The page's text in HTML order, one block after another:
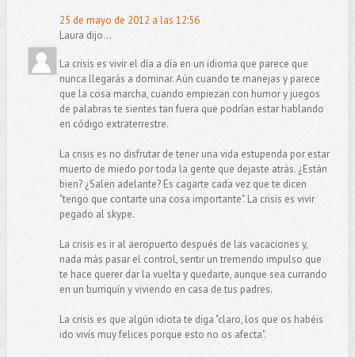
25 de mayo de 2012 a las 12:56
Laura dijo...
La crisis es vivir el día a día en un idioma que parece que
nunca llegarás a dominar. Aún cuando te manejas y parece
que la cosa marcha, cuando empiezan con humor y juegos
de palabras te sientes tan fuera que podrían estar hablando
en código extraterrestre.
La crisis es no disfrutar de tener una vida estupenda por estar
muerto de miedo por toda la gente que dejaste atrás. ¿Están
bien? ¿Salen adelante? Es cagarte cada vez que te dicen
"tengo que contarte una cosa importante". La crisis es vivir
pegado al skype.
La crisis es ir al aeropuerto después de las vacaciones y,
nada más pasar el control, sentir un tremendo impulso que
te hace querer dar la vuelta y quedarte, aunque sea currando
en un burriquín y viviendo en casa de tus padres.
La crisis es que algún idiota te diga "claro, los que os habéis
ido vivís muy felices porque esto no os afecta".